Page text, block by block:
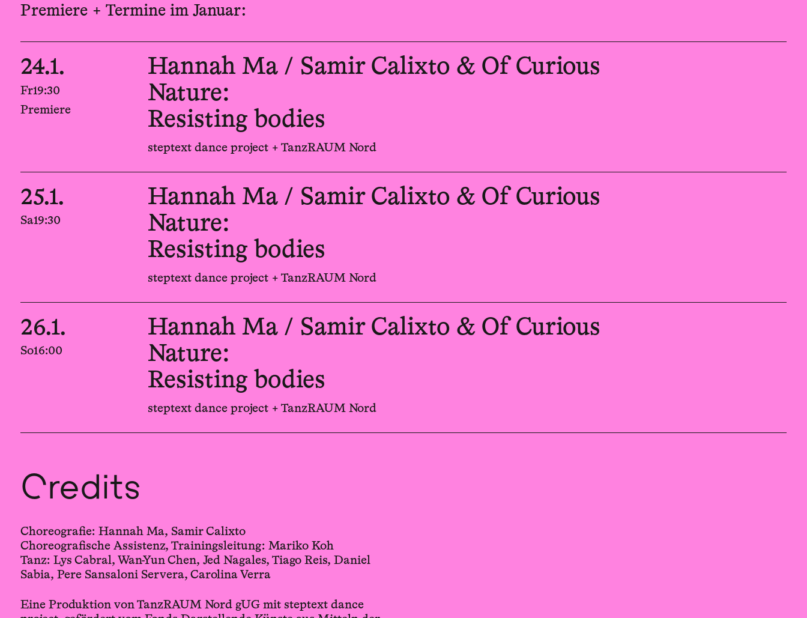
Premiere + Termine im Januar:
24.1.
Fr19:30
Premiere
Hannah Ma / Samir Calixto & Of Curious
Nature:
Resisting bodies
steptext dance project + TanzRAUM Nord
25.1.
Sa19:30
Hannah Ma / Samir Calixto & Of Curious
Nature:
Resisting bodies
steptext dance project + TanzRAUM Nord
26.1.
So16:00
Hannah Ma / Samir Calixto & Of Curious
Nature:
Resisting bodies
steptext dance project + TanzRAUM Nord
Credits
Choreografie: Hannah Ma, Samir Calixto
Choreografische Assistenz, Trainingsleitung: Mariko Koh
Tanz: Lys Cabral, Wan-Yun Chen, Jed Nagales, Tiago Reis, Daniel
Sabia, Pere Sansaloni Servera, Carolina Verra
Eine Produktion von TanzRAUM Nord gUG mit steptext dance